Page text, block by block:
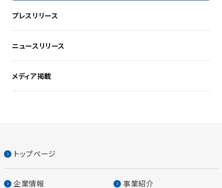
プレスリリース
ニュースリリース
メディア掲載
トップページ
企業情報 事業紹介